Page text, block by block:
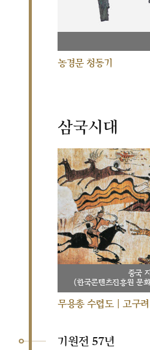
농경문 청동기
삼국시대
중국
(한국콘텐츠진흥원 문
무용총 수렵도 | 고구려
기원전 57년